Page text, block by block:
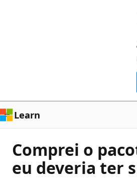
Learn
Comprei o
eu deveria ter